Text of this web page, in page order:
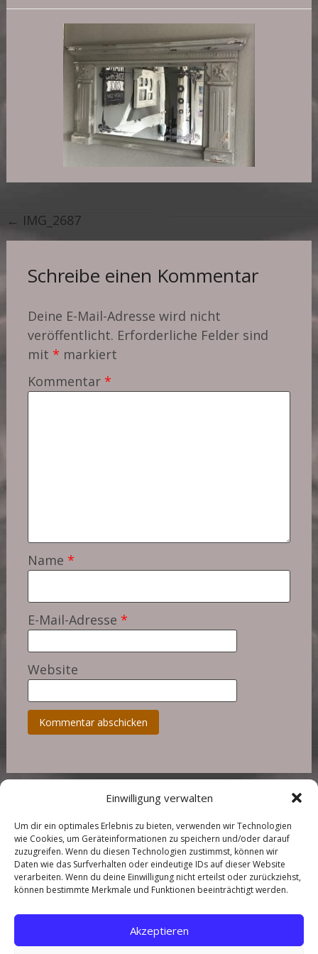
Einwilligung verwalten
Um dir ein optimales Erlebnis zu bieten, verwenden wir Technologien
wie Cookies, um Geräteinformationen zu speichern und/oder darauf
zuzugreifen. Wenn du diesen Technologien zustimmst, können wir
Daten wie das Surfverhalten oder eindeutige IDs auf dieser Website
verarbeiten. Wenn du deine Einwilligung nicht erteilst oder zurückziehst,
können bestimmte Merkmale und Funktionen beeinträchtigt werden.
Akzeptieren
Post
navigation
← IMG_2687
Schreibe einen Kommentar
Deine E-Mail-Adresse wird nicht
veröffentlicht. Erforderliche Felder sind
mit * markiert
Kommentar *
Name *
E-Mail-Adresse *
Website
Über mich
Copyright © 2026Landhaus in der Wische . All rights reserved.